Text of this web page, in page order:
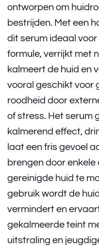
ontworpen om
bestrijden. Met een
dit serum ideaal
formule, verrijkt met
kalmeert de huid en
vooral geschikt voor
roodheid door
of stress. Het serum
kalmerend effect,
laat een fris gevoel
brengen door
gereinigde huid te
gebruik wordt de
vermindert en
gekalmeerde teint
uitstraling en